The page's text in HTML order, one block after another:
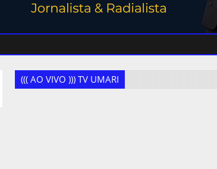
((( AO VIVO ))) TV UMARI